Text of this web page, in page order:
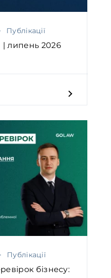
Публікації
липень 2026
Публікації
бізнесу: